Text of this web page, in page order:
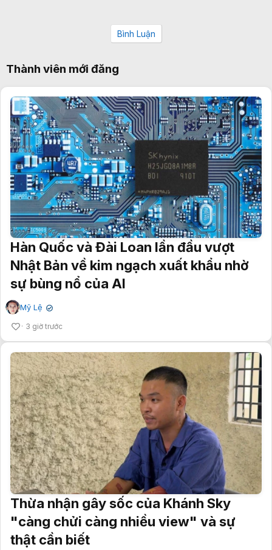
Bình Luận
Thành viên mới đăng
Hàn Quốc và Đài Loan lần đầu vượt
Nhật Bản về kim ngạch xuất khẩu nhờ
sự bùng nổ của AI
Mỹ Lệ ✔
3 giờ trước
Thừa nhận gây sốc của Khánh Sky
"càng chửi càng nhiều view" và sự
thật cần biết